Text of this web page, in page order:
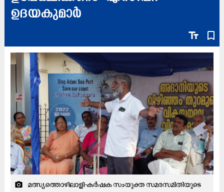
ഉദയകുമാർ
text_fields bookmark_border
camera_alt
മത്സ്യത്തൊഴിലാളി-കർഷക സംയുക്ത സമരസമിതിയുടെ